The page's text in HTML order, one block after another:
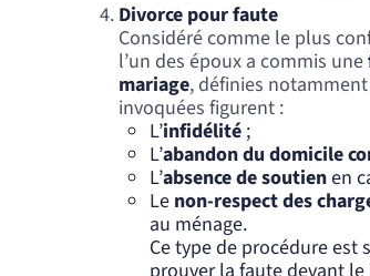
Divorce pour faute
Considéré comme le plus
l’un des époux a commis une
mariage, définies
invoquées figurent :
L’infidélité ;
L’abandon du domicile
L’absence de soutienen
Le non-respect des
au ménage.
Ce type de procédure